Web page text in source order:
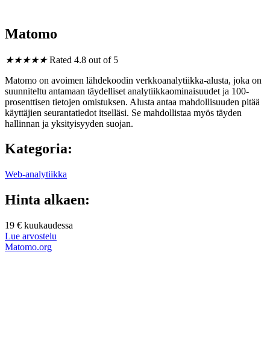
Matomo
★★★★★ Rated 4.8 out of 5
Matomo on avoimen lähdekoodin verkkoanalytiikka-alusta, joka on
suunniteltu antamaan täydelliset analytiikkaominaisuudet ja 100-
prosenttisen tietojen omistuksen. Alusta antaa mahdollisuuden pitää
käyttäjien seurantatiedot itselläsi. Se mahdollistaa myös täyden
hallinnan ja yksityisyyden suojan.
Kategoria:
Web-analytiikka
Hinta alkaen:
19 € kuukaudessa
Lue arvostelu
Matomo.org